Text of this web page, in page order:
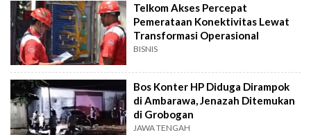
Telkom Akses Percepat
Pemerataan Konektivitas Lewat
Transformasi Operasional
BISNIS
Bos Konter HP Diduga Dirampok
di Ambarawa, Jenazah Ditemukan
di Grobogan
JAWA TENGAH